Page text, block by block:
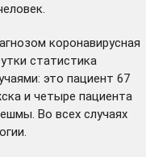
коронавирусная
статистика
это пациент 67
и четыре пациента
Во всех случаях